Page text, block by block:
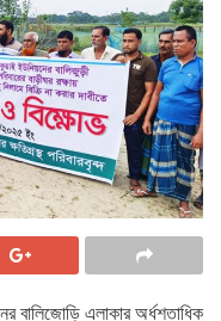
বালিজোড়ি এলাকার অর্ধশতাধিক